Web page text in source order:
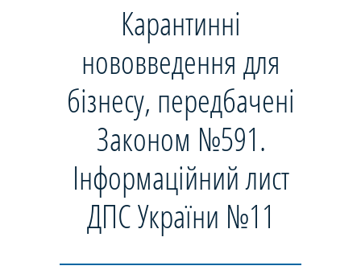
Карантинні
нововведення для
бізнесу, передбачені
Законом №591.
Інформаційний лист
ДПС України №11